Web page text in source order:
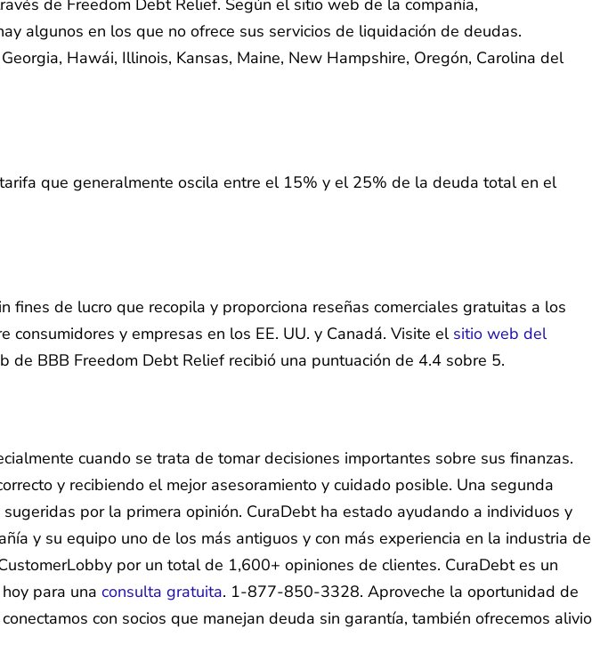
algunos en los que no ofrece sus servicios de liquidación de deudas.
Hawái, Illinois, Kansas, Maine, New Hampshire, Oregón, Carolina del
que generalmente oscila entre el 15% y el 25% de la deuda total en el
fines de lucro que recopila y proporciona reseñas comerciales gratuitas a los
y empresas en los EE. UU. y Canadá. Visite el sitio web del
BBB Freedom Debt Relief recibió una puntuación de 4.4 sobre 5.
cuando se trata de tomar decisiones importantes sobre sus finanzas.
y recibiendo el mejor asesoramiento y cuidado posible. Una segunda
por la primera opinión. CuraDebt ha estado ayudando a individuos y
y su equipo uno de los más antiguos y con más experiencia en la industria de
por un total de 1,600+ opiniones de clientes. CuraDebt es un
para una consulta gratuita. 1-877-850-3328. Aproveche la oportunidad de
con socios que manejan deuda sin garantía, también ofrecemos alivio